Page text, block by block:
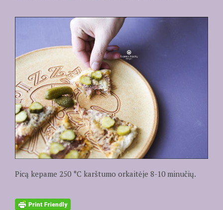
Picą kepame 250 °C karštumo orkaitėje 8-10 minučių.